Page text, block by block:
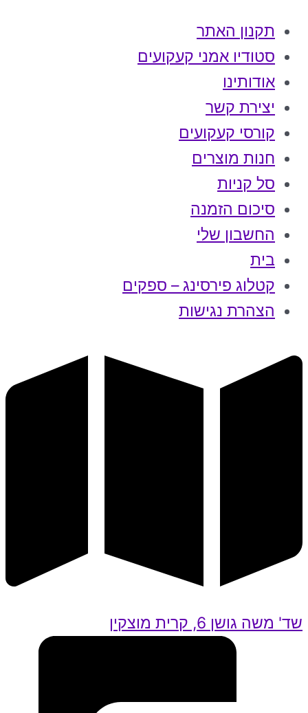
תקנון האתר
סטודיו אמני קעקועים
אודותינו
יצירת קשר
קורסי קעקועים
חנות מוצרים
סל קניות
סיכום הזמנה
החשבון שלי
בית
קטלוג פירסינג – ספקים
הצהרת נגישות
שד' משה גושן 6, קרית מוצקין